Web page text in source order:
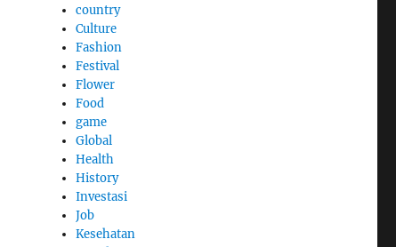
country
Culture
Fashion
Festival
Flower
Food
game
Global
Health
History
Investasi
Job
Kesehatan